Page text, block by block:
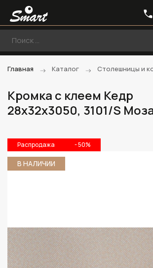
Главная Каталог Столешницы и
Кромка с клеем Кедр
28х32х3050, 3101/S
Распродажа - 50%
В НАЛИЧИИ